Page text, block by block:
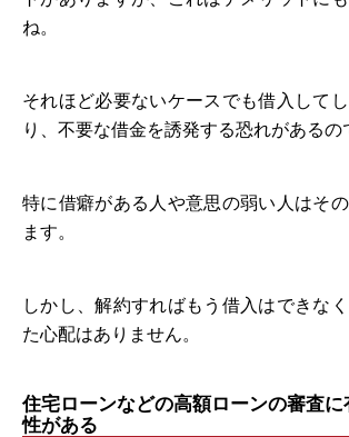
ね。
それほど必要ないケースでも借入して
り、不要な借金を誘発する恐れがあるの
特に借癖がある人や意思の弱い人はそ
ます。
しかし、解約すればもう借入はできな
た心配はありません。
住宅ローンなどの高額ローンの審査
性がある